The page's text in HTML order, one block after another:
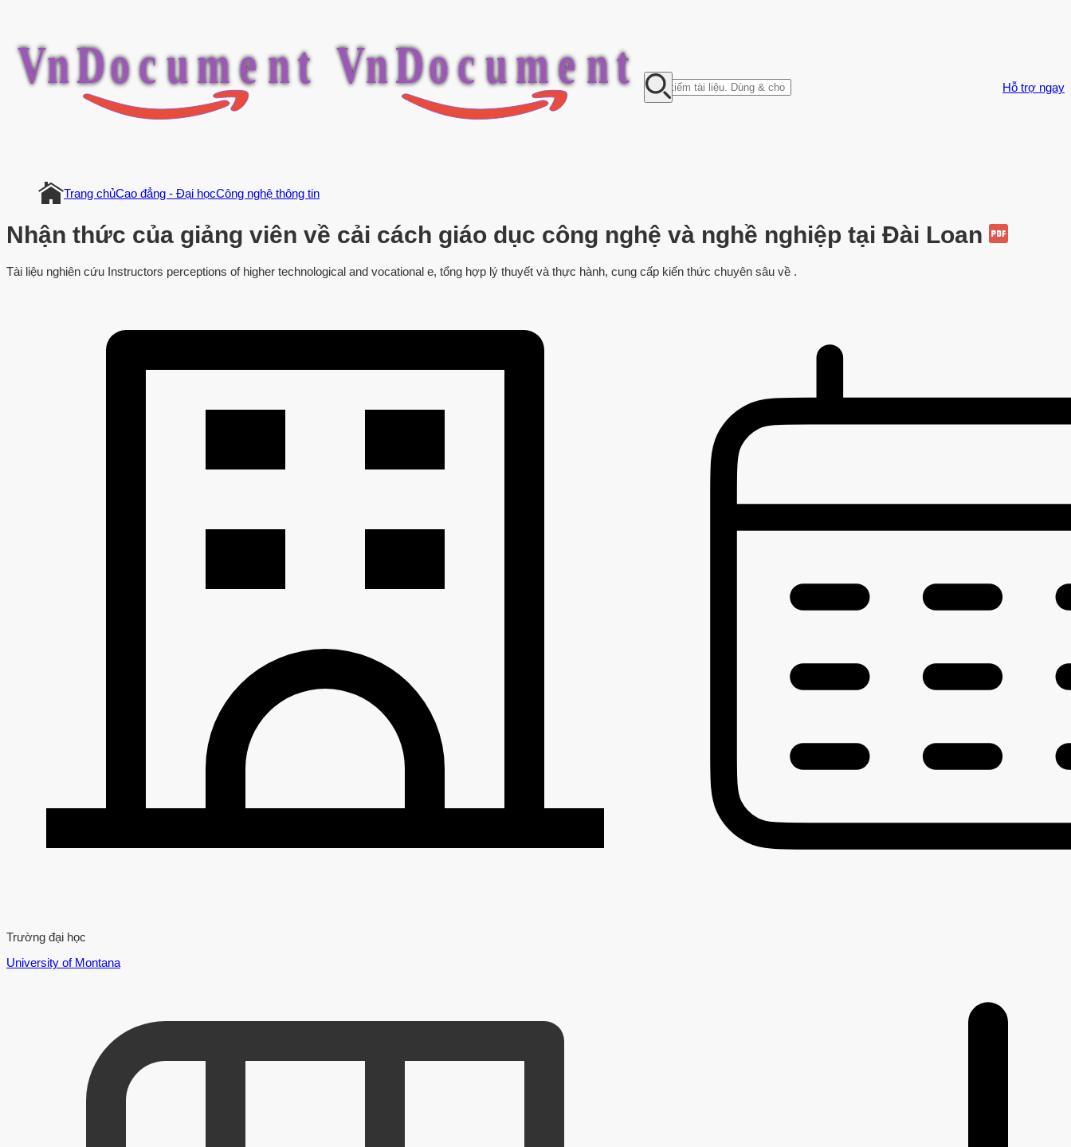
VnDocument VnDocument Hỗ trợ ngay
Trang chủCao đẳng - Đại họcCông nghệ thông tin
Nhận thức của giảng viên về cải cách giáo dục công nghệ và nghề nghiệp tại Đài Loan
Tài liệu nghiên cứu Instructors perceptions of higher technological and vocational e, tổng hợp lý thuyết và thực hành, cung cấp kiến thức chuyên sâu về .
Trường đại học
University of Montana